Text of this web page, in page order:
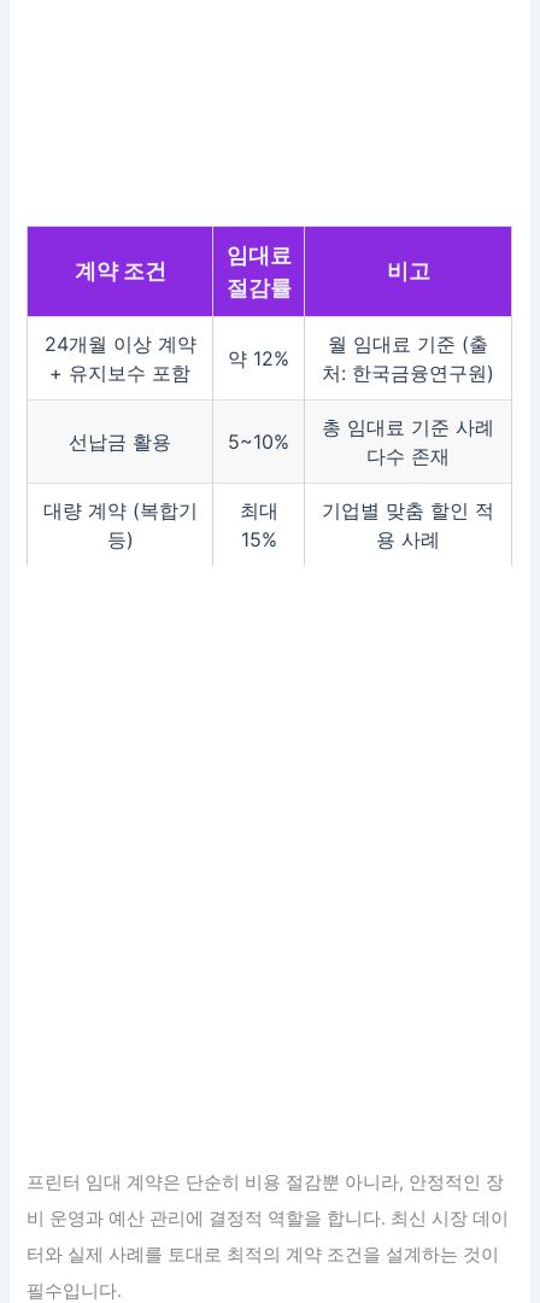
계약 조건
임대료
절감률
비고
24개월 이상 계약
+ 유지보수 포함
약 12%
월 임대료 기준 (출
처: 한국금융연구원)
선납금 활용 5~10%
총 임대료 기준 사례
다수 존재
대량 계약 (복합기
등)
최대
15%
기업별 맞춤 할인 적
용 사례
프린터 임대 계약은 단순히 비용 절감뿐 아니라, 안정적인 장
비 운영과 예산 관리에 결정적 역할을 합니다. 최신 시장 데이
터와 실제 사례를 토대로 최적의 계약 조건을 설계하는 것이
필수입니다.